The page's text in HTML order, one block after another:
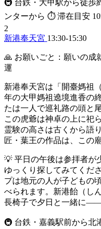
🚇 台鉄・大甲駅から徒歩
ンターから ⏱ 滞在目安
2
新港奉天宮 13:30-15:30
🙏 お願いごと：願いの成
運
新港奉天宮は「開臺媽祖
年の大甲媽祖遶境進香の
たは一人で巡礼路の頭と
この虎爺は神卓の上に祀
霊験の高さは古くから語
匠・葉王の作品は、この
💡 平日の午後は参拝者が
ゆっくり探してみてくだ
プは地元の人が子どもの
べられます。新港飴（し
長椅子で夕日と一緒に——
🚇 台鉄・嘉義駅前から北